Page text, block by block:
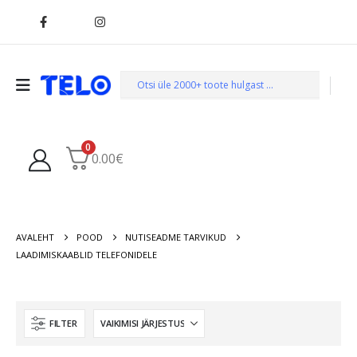
0
0.00€
AVALEHT POOD
NUTISEADME TARVIKUD
LAADIMISKAABLID TELEFONIDELE
FILTER